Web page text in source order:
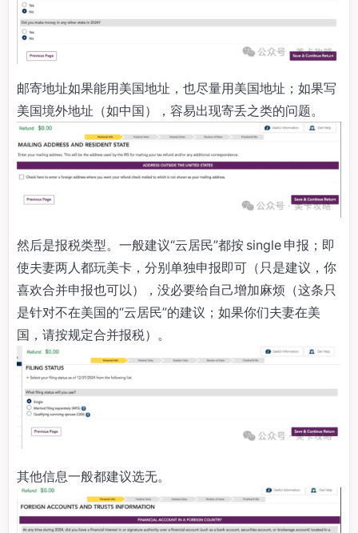
邮寄地址如果能用美国地址，也尽量用美国地址；如果写
美国境外地址（如中国），容易出现寄丢之类的问题。
然后是报税类型。一般建议“云居民”都按 single 申报；即
使夫妻两人都玩美卡，分别单独申报即可（只是建议，你
喜欢合并申报也可以），没必要给自己增加麻烦（这条只
是针对不在美国的“云居民”的建议；如果你们夫妻在美
国，请按规定合并报税）。
其他信息一般都建议选无。